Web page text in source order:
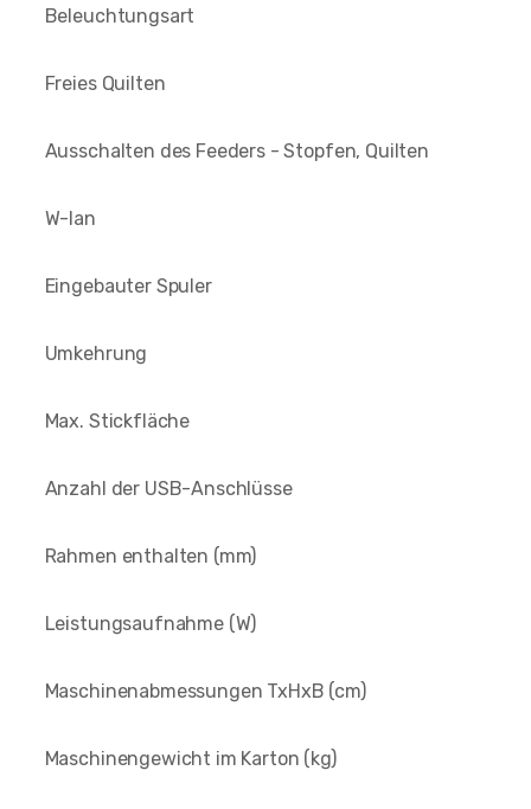
Beleuchtungsart
Freies Quilten
Ausschalten des Feeders - Stopfen, Quilten
W-lan
Eingebauter Spuler
Umkehrung
Max. Stickfläche
Anzahl der USB-Anschlüsse
Rahmen enthalten (mm)
Leistungsaufnahme (W)
Maschinenabmessungen TxHxB (cm)
Maschinengewicht im Karton (kg)